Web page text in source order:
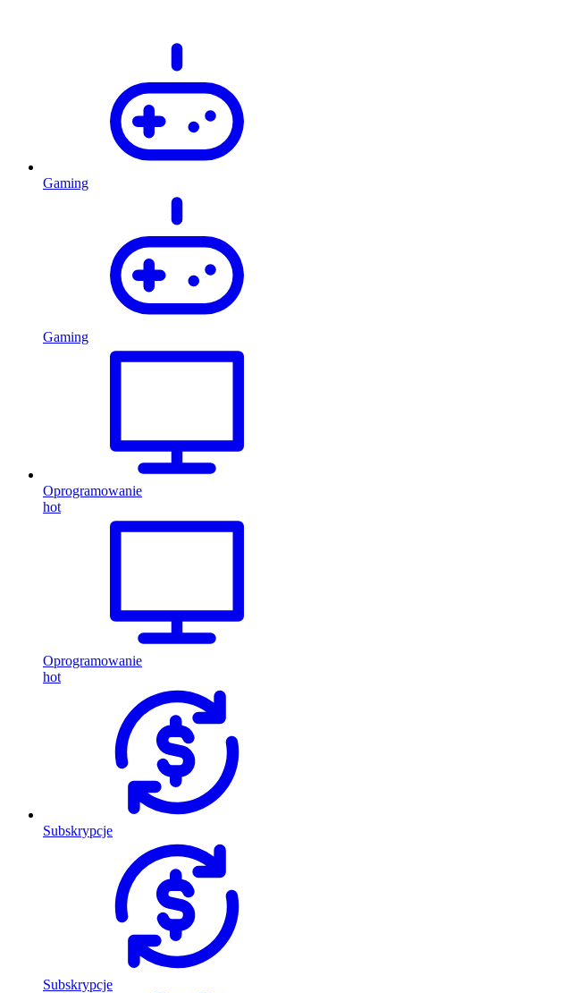
Gaming
Gaming
Oprogramowanie
hot
Oprogramowanie
hot
Subskrypcje
Subskrypcje